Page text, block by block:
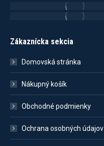
Zákaznícka sekcia
Domovská stránka
Nákupný košík
Obchodné podmienky
Ochrana osobných údajov